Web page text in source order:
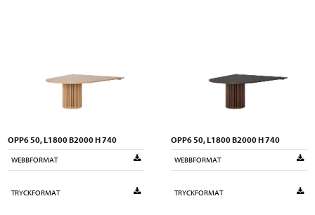
OPP6 50, L1800 B2000 H 740
WEBBFORMAT
TRYCKFORMAT
OPP6 50, L1800 B2000 H 740
WEBBFORMAT
TRYCKFORMAT